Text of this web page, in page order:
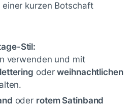
einer kurzen Botschaft
Stil:
verwenden und mit
oderweihnachtlichen
oder rotem Satinband